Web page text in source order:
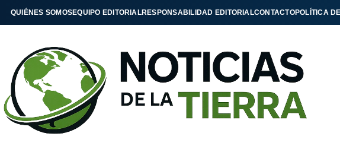
QUIÉNES SOMOSEQUIPO EDITORIALRESPONSABILIDAD EDITORIALCONTACTOPOLÍTICA